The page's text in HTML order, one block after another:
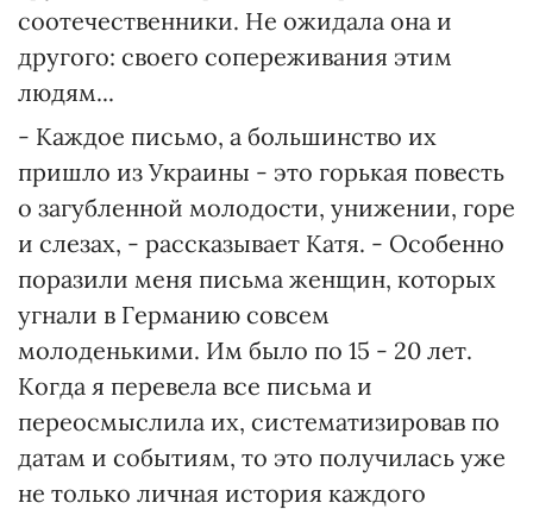
соотечественники. Не ожидала она и
другого: своего сопереживания этим
людям...
- Каждое письмо, а большинство их
пришло из Украины - это горькая повесть
о загубленной молодости, унижении, горе
и слезах, - рассказывает Катя. - Особенно
поразили меня письма женщин, которых
угнали в Германию совсем
молоденькими. Им было по 15 - 20 лет.
Когда я перевела все письма и
переосмыслила их, систематизировав по
датам и событиям, то это получилась уже
не только личная история каждого